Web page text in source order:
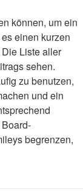
können, um ein
einen kurzen
Liste aller
sehen.
zu benutzen,
und ein
begrenzen,